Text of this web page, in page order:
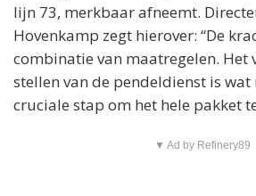
lijn 73, merkbaar afneemt.
Hovenkamp zegt hierover: “De
combinatie van maatregelen. Het
stellen van de pendeldienst is
cruciale stap om het hele pakket
▼ Ad by Refinery89